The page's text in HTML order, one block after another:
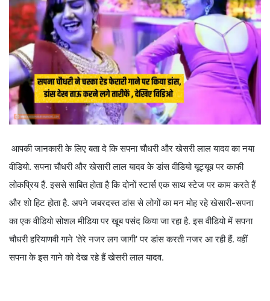
आपकी जानकारी के लिए बता दे कि सपना चौधरी और खेसरी लाल यादव का नया
वीडियो. सपना चौधरी और खेसारी लाल यादव के डांस वीडियो यूट्यूब पर काफी
लोकप्रिय हैं. इससे साबित होता है कि दोनों स्टार्स एक साथ स्टेज पर काम करते हैं
और शो हिट होता है. अपने जबरदस्त डांस से लोगों का मन मोह रहे खेसारी-सपना
का एक वीडियो सोशल मीडिया पर खूब पसंद किया जा रहा है. इस वीडियो में सपना
चौधरी हरियाणवी गाने 'तेरे नजर लग जागी' पर डांस करती नजर आ रही हैं. वहीं
सपना के इस गाने को देख रहे हैं खेसरी लाल यादव.